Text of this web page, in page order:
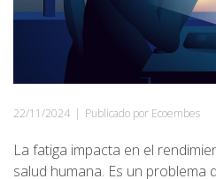
22/11/2024 | Publicado por Ecoembes
La fatiga impacta en el
salud humana. Es un problema